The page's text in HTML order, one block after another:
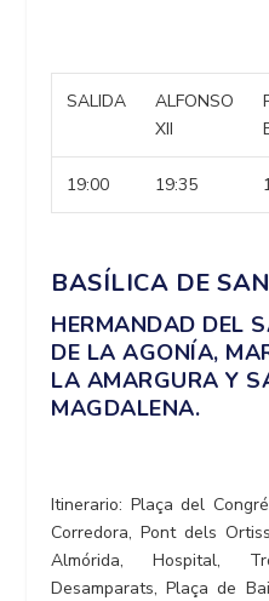
SALIDA
ALFONSO
XII
19:00 19:35
BASÍLICA DE
HERMANDAD DEL
DE LA AGONÍA,
LA AMARGURA Y
MAGDALENA.
Itinerario: Plaça del
Corredora, Pont dels
Almórida, Hospital,
Desamparats, Plaça de